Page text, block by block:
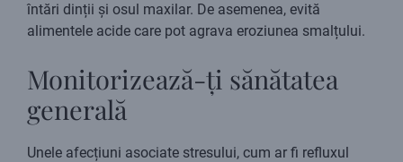
întări dinții și osul maxilar. De asemenea, evită
alimentele acide care pot agrava eroziunea smalțului.
Monitorizează-ți sănătatea
generală
Unele afecțiuni asociate stresului, cum ar fi refluxul